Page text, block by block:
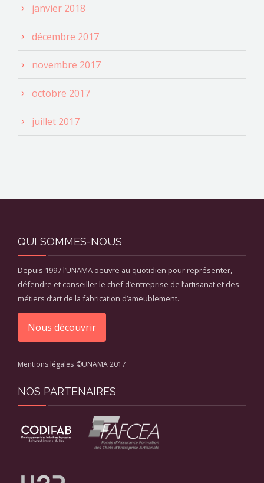
janvier 2018
décembre 2017
novembre 2017
octobre 2017
juillet 2017
QUI SOMMES-NOUS
Depuis 1997 l’UNAMA oeuvre au quotidien pour représenter,
défendre et conseiller le chef d’entreprise de l’artisanat et des
métiers d’art de la fabrication d’ameublement.
Nous découvrir
Mentions légales ©UNAMA 2017
NOS PARTENAIRES